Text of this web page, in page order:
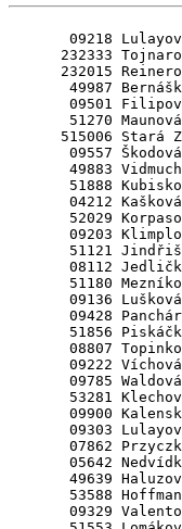
09218
232333
232015
49987
09501
51270
515006 Stará
09557
49883
51888
04212
52029
09203
51121
08112
51180
09136
09428
51856
08807
09222
09785
53281
09900
09303
07862
05642
49639
53588
09329